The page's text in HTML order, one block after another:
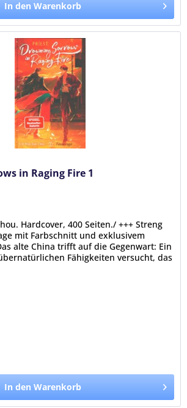
In den Warenkorb
in Raging Fire 1
Hardcover, 400 Seiten./ +++ Streng
mit Farbschnitt und exklusivem
alte China trifft auf die Gegenwart: Ein
Fähigkeiten versucht, das
In den Warenkorb